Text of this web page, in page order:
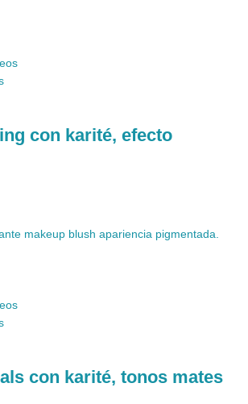
con karité, efecto
con karité, tonos mates